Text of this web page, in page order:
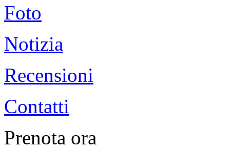
Foto
Notizia
Recensioni
Contatti
Prenota ora